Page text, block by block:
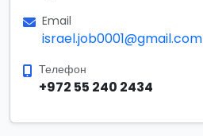
Email
israel.job0001@gmail.com
Телефон
+972 55 240 2434